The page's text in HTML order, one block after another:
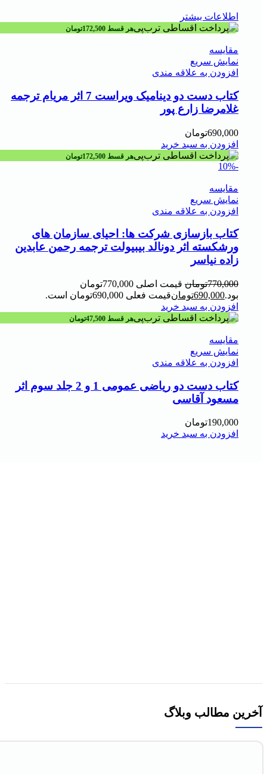
اطلاعات بیشتر
هر قسط 172,500تومان
مقايسه
نمایش سریع
افزودن به علاقه مندی
کتاب دست دو دینامیک ویراست 7 اثر مریام ترجمه
غلامرضا زارع پور
690,000تومان
افزودن به سبد خرید
هر قسط 172,500تومان
-10%
مقايسه
نمایش سریع
افزودن به علاقه مندی
کتاب بازسازی شرکت ها: احیای سازمان های
ورشکسته اثر دونالد بیبیولت ترجمه رحمن عابدین
زاده نیاسر
770,000تومان
قیمت اصلی 770,000تومان
بود.690,000تومانقیمت فعلی 690,000تومان است.
افزودن به سبد خرید
هر قسط 47,500تومان
مقايسه
نمایش سریع
افزودن به علاقه مندی
کتاب دست دو ریاضی عمومی 1 و 2 جلد سوم اثر
مسعود آقاسی
190,000تومان
افزودن به سبد خرید
آخرین مطالب وبلاگ